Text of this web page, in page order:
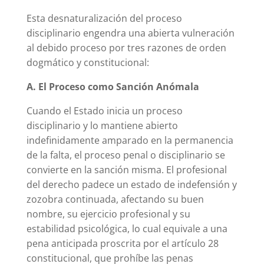
Esta desnaturalización del proceso
disciplinario engendra una abierta vulneración
al debido proceso por tres razones de orden
dogmático y constitucional:
A. El Proceso como Sanción Anómala
Cuando el Estado inicia un proceso
disciplinario y lo mantiene abierto
indefinidamente amparado en la permanencia
de la falta, el proceso penal o disciplinario se
convierte en la sanción misma. El profesional
del derecho padece un estado de indefensión y
zozobra continuada, afectando su buen
nombre, su ejercicio profesional y su
estabilidad psicológica, lo cual equivale a una
pena anticipada proscrita por el artículo 28
constitucional, que prohíbe las penas